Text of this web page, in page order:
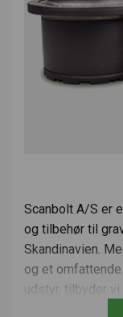
Scanbolt A/S er
og tilbehør til
Skandinavien.
og et
udstyr, tilbyder vi